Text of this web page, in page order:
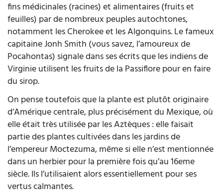
fins médicinales (racines) et alimentaires (fruits et
feuilles) par de nombreux peuples autochtones,
notamment les Cherokee et les Algonquins. Le fameux
capitaine Jonh Smith (vous savez, l’amoureux de
Pocahontas) signale dans ses écrits que les indiens de
Virginie utilisent les fruits de la Passiflore pour en faire
du sirop.
On pense toutefois que la plante est plutôt originaire
d’Amérique centrale, plus précisément du Mexique, où
elle était très utilisée par les Aztèques : elle faisait
partie des plantes cultivées dans les jardins de
l’empereur Moctezuma, même si elle n’est mentionnée
dans un herbier pour la première fois qu’au 16eme
siècle. Ils l’utilisaient alors essentiellement pour ses
vertus calmantes.